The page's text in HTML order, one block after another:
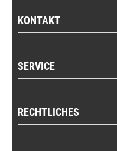
KONTAKT
SERVICE
RECHTLICHES